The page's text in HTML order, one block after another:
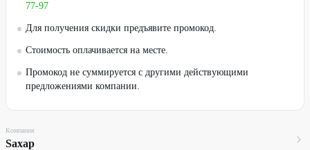
77-97
Для получения скидки предъявите промокод.
Стоимость оплачивается на месте.
Промокод не суммируется с другими действующими
предложениями компании.
Компания
Sахар